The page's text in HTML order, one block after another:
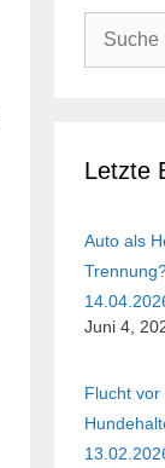
Suche
Letzte
Auto als
Juni 4,
Flucht